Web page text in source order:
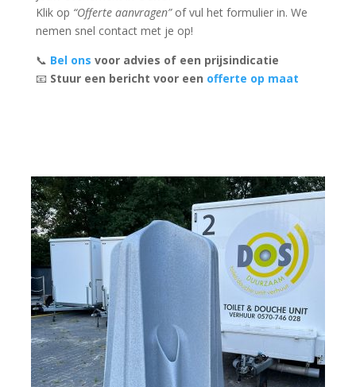
Klik op “Offerte aanvragen”of vul het formulier in. We
nemen snel contact met je op!
📞 Bel ons voor advies of een prijsindicatie
📧 Stuur een bericht voor een offerte op maat